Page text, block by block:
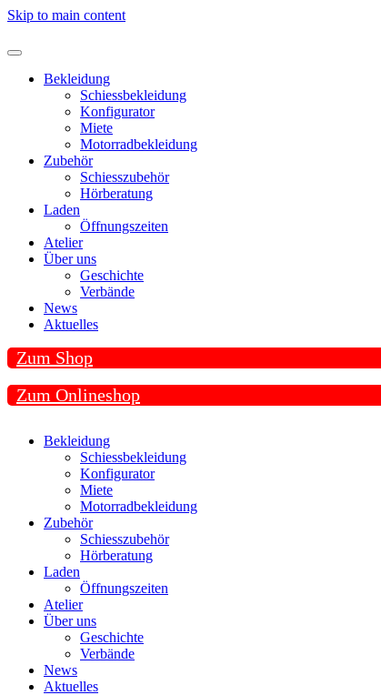
Skip to main content
Bekleidung
Schiessbekleidung
Konfigurator
Miete
Motorradbekleidung
Zubehör
Schiesszubehör
Hörberatung
Laden
Öffnungszeiten
Atelier
Über uns
Geschichte
Verbände
News
Aktuelles
Zum Shop
Zum Onlineshop
Bekleidung
Schiessbekleidung
Konfigurator
Miete
Motorradbekleidung
Zubehör
Schiesszubehör
Hörberatung
Laden
Öffnungszeiten
Atelier
Über uns
Geschichte
Verbände
News
Aktuelles